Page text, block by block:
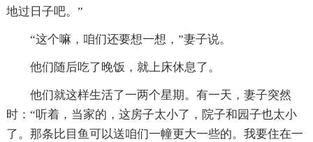
地过日子吧。”
“这个嘛，咱们还要想一想，”妻子说。
他们随后吃了晚饭，就上床休息了。
他们就这样生活了一两个星期。有一天，妻子突然
时：“听着，当家的，这房子太小了，院子和园子也太小
了。那条比目鱼可以送咱们一幢更大一些的。我要住在一